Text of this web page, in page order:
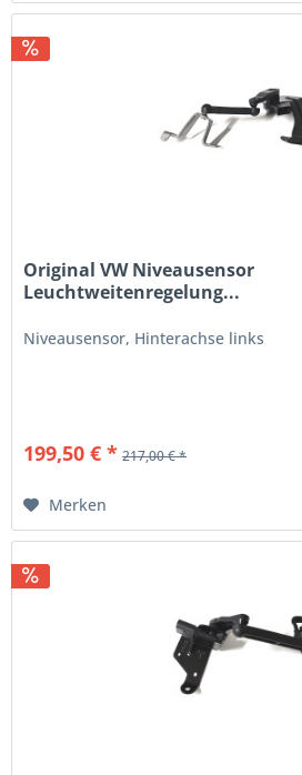
Original VW Niveausensor
Leuchtweitenregelung...
Niveausensor, Hinterachse links
199,50 € * 217,00 € *
Merken